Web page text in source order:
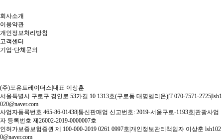
회사소개
이용약관
개인정보처리방침
고객센터
기업·단체문의
(주)포유트레이더스 대표 이상훈
서울특별시 구로구 경인로 53가길 10 1313호(구로동 대명벨리온)T 070-7571-2725lsh1
020@naver.com
사업자등록번호 465-86-01438 통신판매업 신고번호: 2019-서울구로-1193호 관광사업
자 등록번호 제26002-2019-0000007호
인허가보증보험증권 제 100-000-2019 0261 0997호 개인정보관리책임자 이상훈 lsh102
0@naver.com